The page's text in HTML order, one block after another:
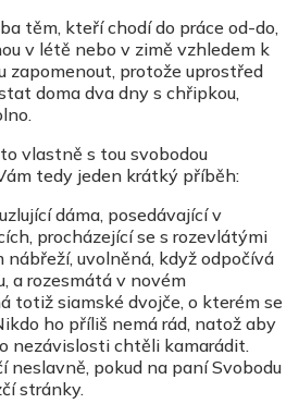
těm, kteří chodí do práce od-do,
v létě nebo v zimě vzhledem k
zapomenout, protože uprostřed
doma dva dny s chřipkou,
vlastně s tou svobodou
tedy jeden krátký příběh:
dáma, posedávající v
procházející se s rozevlátými
nábřeží, uvolněná, když odpočívá
a rozesmátá v novém
totiž siamské dvojče, o kterém se
ho příliš nemá rád, natož aby
nezávislosti chtěli kamarádit.
neslavně, pokud na paní Svobodu
stránky.